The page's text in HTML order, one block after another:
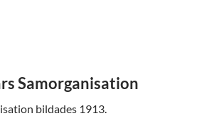
Samorganisation
bildades 1913.